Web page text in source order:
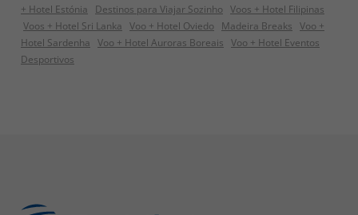
+ Hotel Estónia
Destinos para Viajar Sozinho Voos + Hotel Filipinas
Voos + Hotel Sri Lanka Voo + Hotel Oviedo Madeira Breaks Voo +
Hotel Sardenha Voo + Hotel Auroras Boreais Voo + Hotel Eventos
Desportivos